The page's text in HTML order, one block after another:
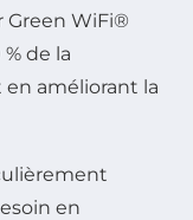
Green WiFi®
de la
améliorant la
en